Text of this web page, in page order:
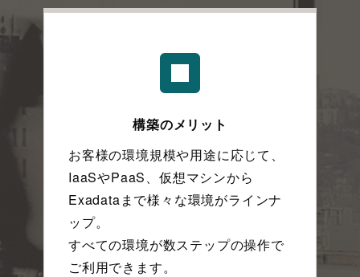
構築のメリット
お客様の環境規模や用途に応じて、
IaaSやPaaS、仮想マシンから
Exadataまで様々な環境がラインナ
ップ。
すべての環境が数ステップの操作で
ご利用できます。